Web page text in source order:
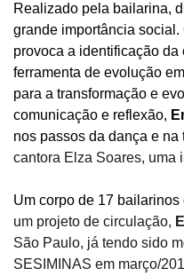
Realizado pela bailarina,
grande importância
provoca a identificação da
ferramenta de evolução
para a transformação e
comunicação e reflexão,
nos passos da dança e
cantora Elza Soares, uma
Um corpo de 17 bailarinos
um projeto de circulação,
São Paulo, já tendo sido
SESIMINAS em março/